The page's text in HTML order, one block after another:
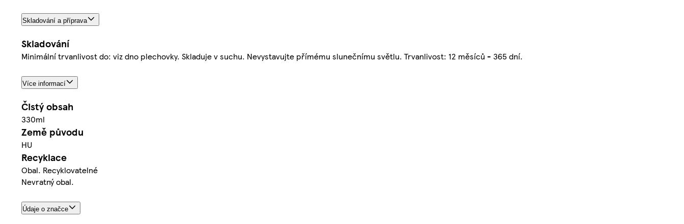
Skladování a příprava
Skladování
Minimální trvanlivost do: viz dno plechovky. Skladuje v suchu. Nevystavujte přímému slunečnímu světlu. Trvanlivost: 12 měsíců - 365 dní.
Více informací
Čistý obsah
330ml
Země původu
HU
Recyklace
Obal. Recyklovatelné
Nevratný obal.
Údaje o značce